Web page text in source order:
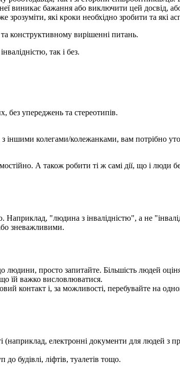
виникає бажання або виключити цей досвід,
які кроки необхідно зробити та які
та конструктивному вирішенні питань.
так і без.
без упереджень та стереотипів.
з іншими колегами/колежанками, вам потрібно
А також робити ті ж самі дії, що і люди
Наприклад, "людина з інвалідністю", а не
зневажливими.
просто запитайте. Більшість людей
їй важко висловлюватися.
контакт і, за можливості, перебувайте на
(наприклад, електронні документи для людей з
будівлі, ліфтів, туалетів тощо.